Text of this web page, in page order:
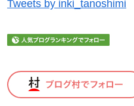
Tweets by inki_tanoshimi